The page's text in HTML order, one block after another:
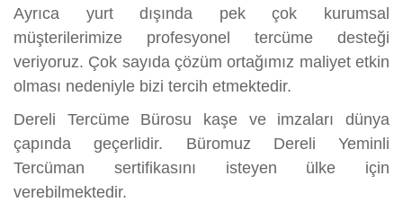
Ayrıca yurt dışında pek çok kurumsal
müşterilerimize profesyonel tercüme desteği
veriyoruz. Çok sayıda çözüm ortağımız maliyet etkin
olması nedeniyle bizi tercih etmektedir.
Dereli Tercüme Bürosu kaşe ve imzaları dünya
çapında geçerlidir. Büromuz Dereli Yeminli
Tercüman sertifikasını isteyen ülke için
verebilmektedir.